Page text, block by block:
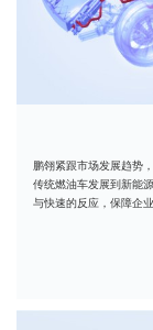
鹏翎紧跟市场发展趋势
传统燃油车发展到新能
与快速的反应，保障企